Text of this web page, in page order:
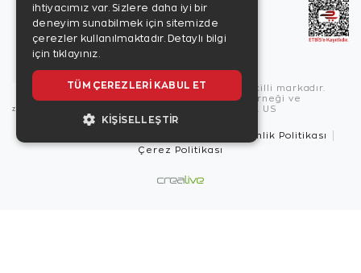
Copyright © 2026, Zen Diamond tescilli markadır.
Zen Diamond Birleşmiş Markalar Derneği ve
Turquality Destek Programı üyesidir. US
Güvenlik Politikası
Çerez Politikası
ihtiyacımız var. Sizlere daha iyi bir
deneyim sunabilmek için sitemizde
çerezler kullanılmaktadır. Detaylı bilgi
için tıklayınız.
TÜM ÇEREZLERI KABUL ET
KIŞISELLEŞTIR